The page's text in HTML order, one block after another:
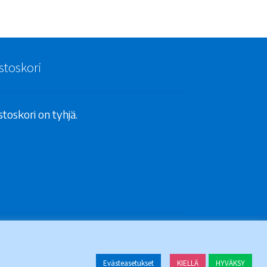
on tyhjä.
Evästeasetukset KIELLÄ HYVÄKSY